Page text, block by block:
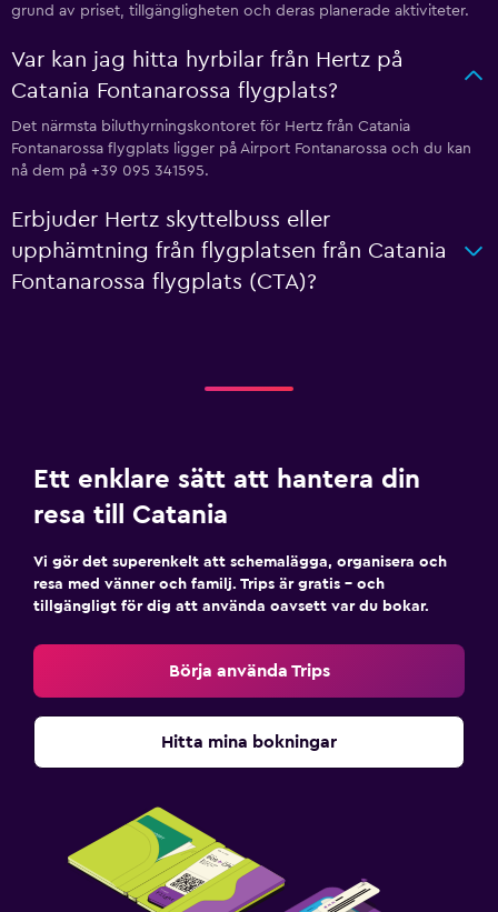
grund av priset, tillgängligheten och deras planerade aktiviteter.
Var kan jag hitta hyrbilar från Hertz på
Catania Fontanarossa flygplats?
Det närmsta biluthyrningskontoret för Hertz från Catania
Fontanarossa flygplats ligger på Airport Fontanarossa och du kan
nå dem på +39 095 341595.
Erbjuder Hertz skyttelbuss eller
upphämtning från flygplatsen från Catania
Fontanarossa flygplats (CTA)?
Ett enklare sätt att hantera din
resa till Catania
Vi gör det superenkelt att schemalägga, organisera och
resa med vänner och familj. Trips är gratis – och
tillgängligt för dig att använda oavsett var du bokar.
Börja använda Trips
Hitta mina bokningar